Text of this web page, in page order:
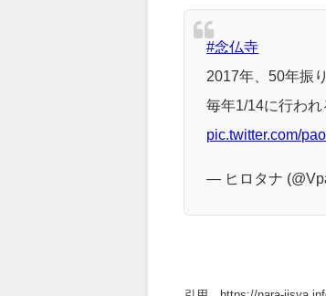
餅撒きもあるし
— しゃもしゃん
#念仏寺
2017年、50年振